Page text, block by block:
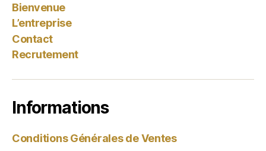
Bienvenue
L’entreprise
Contact
Recrutement
Informations
Conditions Générales de Ventes